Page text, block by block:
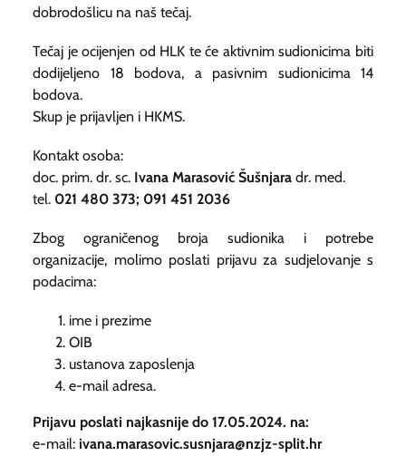
dobrodošlicu na naš tečaj.
Tečaj je ocijenjen od HLK te će aktivnim sudionicima biti
dodijeljeno 18 bodova, a pasivnim sudionicima 14
bodova.
Skup je prijavljen i HKMS.
Kontakt osoba:
doc. prim. dr. sc. Ivana Marasović Šušnjara dr. med.
tel. 021 480 373; 091 451 2036
Zbog ograničenog broja sudionika i potrebe
organizacije, molimo poslati prijavu za sudjelovanje s
podacima:
ime i prezime
OIB
ustanova zaposlenja
e-mail adresa.
Prijavu poslati najkasnije do 17.05.2024. na:
e-mail: ivana.marasovic.susnjara@nzjz-split.hr